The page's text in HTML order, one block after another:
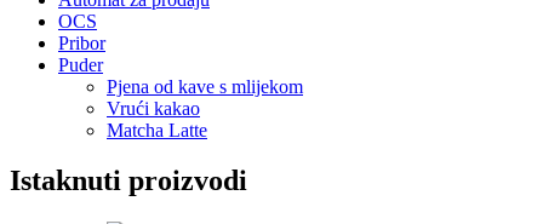
OCS
Pribor
Puder
Pjena od kave s mlijekom
Vrući kakao
Matcha Latte
Istaknuti proizvodi